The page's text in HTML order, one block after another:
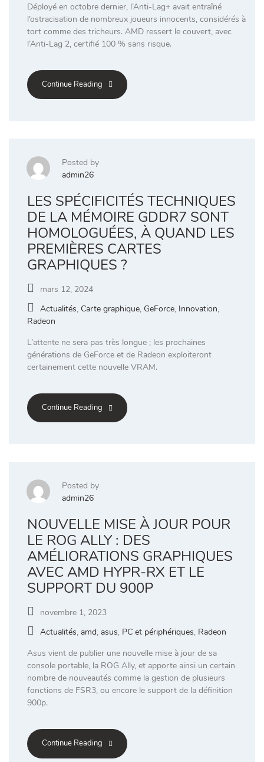
Déployé en octobre dernier, l’Anti-Lag+ avait entraîné
l’ostracisation de nombreux joueurs innocents, considérés à
tort comme des tricheurs. AMD ressert le couvert, avec
l’Anti-Lag 2, certifié 100 % sans risque.
Continue Reading
Posted by
admin26
LES SPÉCIFICITÉS TECHNIQUES
DE LA MÉMOIRE GDDR7 SONT
HOMOLOGUÉES, À QUAND LES
PREMIÈRES CARTES
GRAPHIQUES ?
mars 12, 2024
Actualités, Carte graphique, GeForce, Innovation,
Radeon
L’attente ne sera pas très longue ; les prochaines
générations de GeForce et de Radeon exploiteront
certainement cette nouvelle VRAM.
Continue Reading
Posted by
admin26
NOUVELLE MISE À JOUR POUR
LE ROG ALLY : DES
AMÉLIORATIONS GRAPHIQUES
AVEC AMD HYPR-RX ET LE
SUPPORT DU 900P
novembre 1, 2023
Actualités, amd, asus, PC et périphériques, Radeon
Asus vient de publier une nouvelle mise à jour de sa
console portable, la ROG Ally, et apporte ainsi un certain
nombre de nouveautés comme la gestion de plusieurs
fonctions de FSR3, ou encore le support de la définition
900p.
Continue Reading